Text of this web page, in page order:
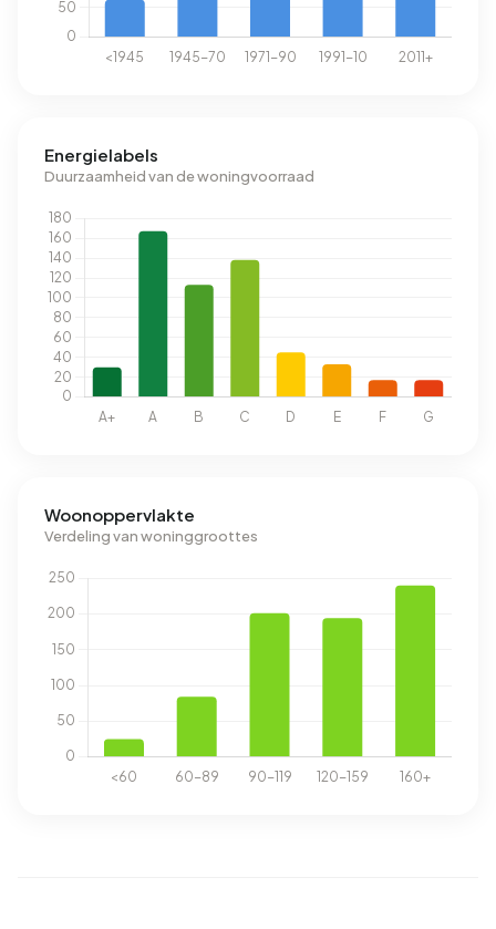
Energielabels
Duurzaamheid van de woningvoorraad
Woonoppervlakte
Verdeling van woninggroottes